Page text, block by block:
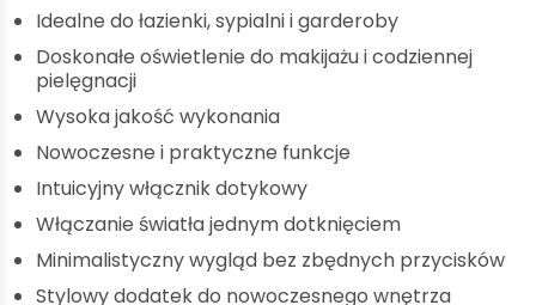
Idealne do łazienki, sypialni i garderoby
Doskonałe oświetlenie do makijażu i codziennej
pielęgnacji
Wysoka jakość wykonania
Nowoczesne i praktyczne funkcje
Intuicyjny włącznik dotykowy
Włączanie światła jednym dotknięciem
Minimalistyczny wygląd bez zbędnych przycisków
Stylowy dodatek do nowoczesnego wnętrza